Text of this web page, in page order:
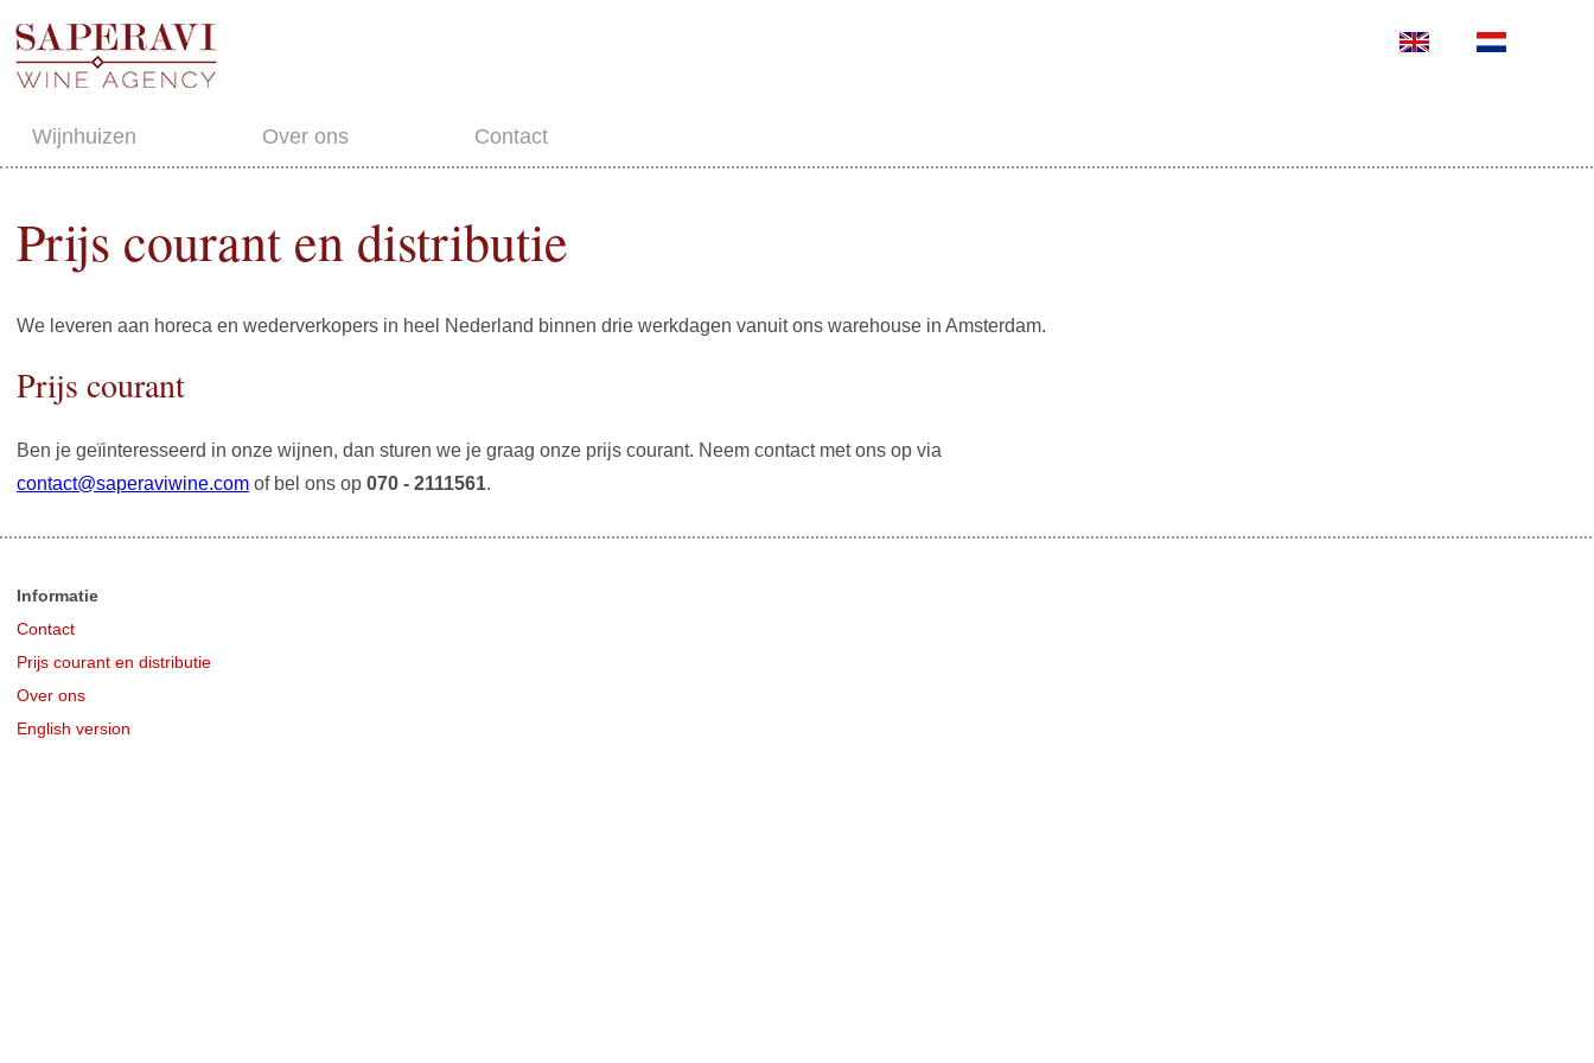
Wijnhuizen Over ons Contact
Prijs courant en distributie
We leveren aan horeca en wederverkopers in heel Nederland binnen drie werkdagen vanuit ons warehouse in Amsterdam.
Prijs courant
Ben je geïinteresseerd in onze wijnen, dan sturen we je graag onze prijs courant. Neem contact met ons op via
contact@saperaviwine.comof bel ons op 070 - 2111561.
Informatie
Contact
Prijs courant en distributie
Over ons
English version